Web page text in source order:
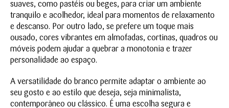
suaves, como pastéis ou beges, para criar um ambiente
tranquilo e acolhedor, ideal para momentos de relaxamento
e descanso. Por outro lado, se prefere um toque mais
ousado, cores vibrantes em almofadas, cortinas, quadros ou
móveis podem ajudar a quebrar a monotonia e trazer
personalidade ao espaço.
A versatilidade do branco permite adaptar o ambiente ao
seu gosto e ao estilo que deseja, seja minimalista,
contemporâneo ou clássico. É uma escolha segura e